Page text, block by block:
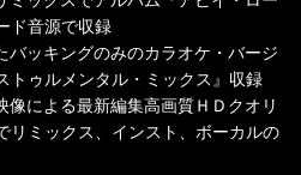
ド音源で収録
ッキングのみのカラオケ・バージ
トゥルメンタル・ミックス』収録
による最新編集高画質ＨＤクオリ
リミックス、インスト、ボーカルの